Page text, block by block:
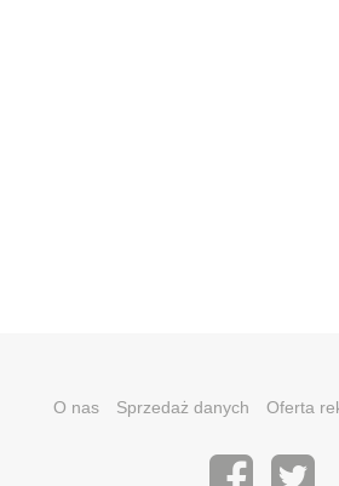
O nas Sprzedaż danych Oferta